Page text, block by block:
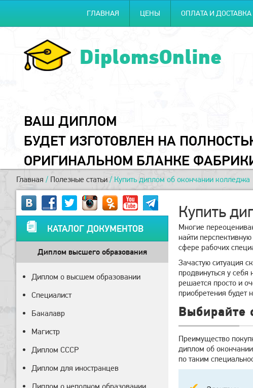
ГЛАВНАЯ ЦЕНЫ ОПЛАТА И ДОСТАВКА
DiplomsOnline
ВАШ ДИПЛОМ
БУДЕТ ИЗГОТОВЛЕН НА
ОРИГИНАЛЬНОМ БЛАНКЕ
Главная / Полезные статьи / Купить диплом об окончании колледжа
Купить
Многие
найти
сфере рабочих
Зачастую ситуация
продвинуться у
решается просто и
приобретения
Выбирайте
Преимущество
диплом об
по таким
КАТАЛОГ ДОКУМЕНТОВ
Диплом высшего образования
Диплом о высшем образовании
Специалист
Бакалавр
Магистр
Диплом СССР
Диплом для иностранцев